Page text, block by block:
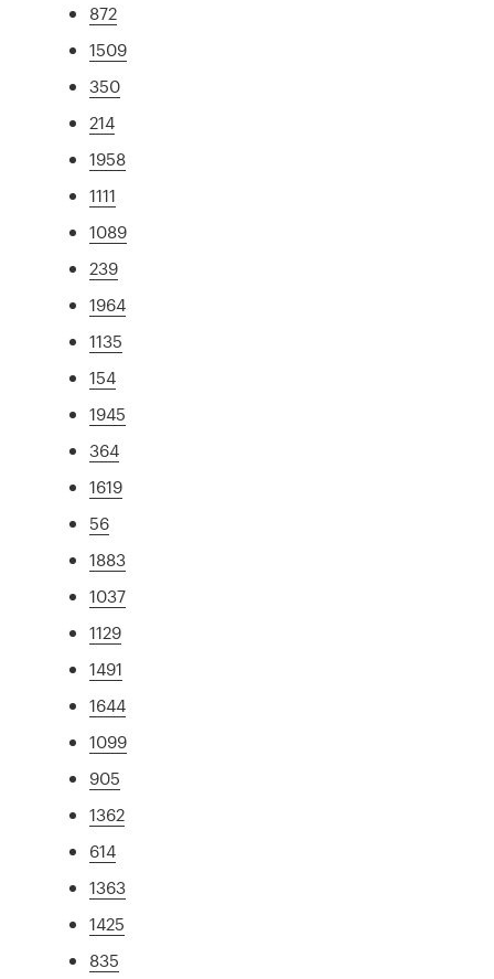
872
1509
350
214
1958
1111
1089
239
1964
1135
154
1945
364
1619
56
1883
1037
1129
1491
1644
1099
905
1362
614
1363
1425
835